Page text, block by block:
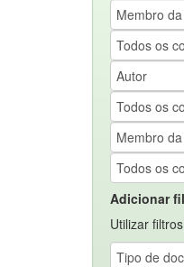
Adicionar
Utilizar